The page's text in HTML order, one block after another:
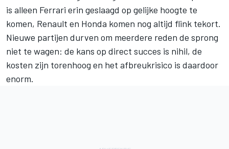
is alleen Ferrari erin geslaagd op gelijke hoogte te
komen, Renault en Honda komen nog altijd flink tekort.
Nieuwe partijen durven om meerdere reden de sprong
niet te wagen: de kans op direct succes is nihil, de
kosten zijn torenhoog en het afbreukrisico is daardoor
enorm.